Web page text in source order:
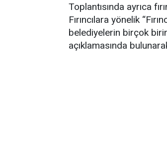
Toplantısında ayrıca
Fırıncılara yönelik
belediyelerin birçok
açıklamasında